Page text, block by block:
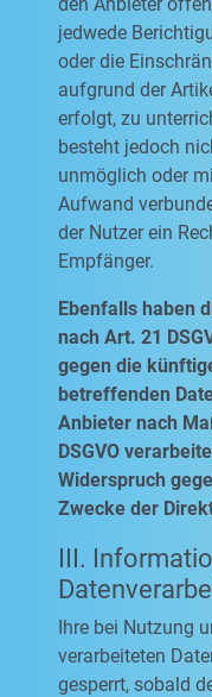
jedwede
oder die
aufgrund der
erfolgt, zu
besteht jedoch
unmöglich oder
Aufwand
der Nutzer ein
Empfänger.
Ebenfalls haben
nach Art. 21
gegen die
betreffenden
Anbieter nach
DSGVO
Widerspruch
Zwecke der
III.
Ihre bei Nutzung
verarbeiteten
gesperrt, sobald